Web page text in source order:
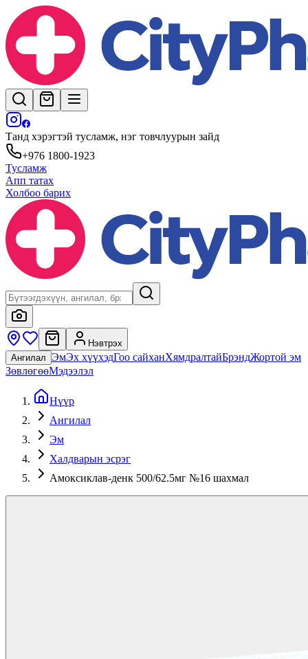
Танд хэрэгтэй тусламж, нэг товчлуурын зайд
+976 1800-1923
Тусламж
Апп татах
Холбоо барих
Нэвтрэх
Ангилал ЭмЭх хүүхэдГоо сайханХямдралтайБрэндЖортой эм
ЗөвлөгөөМэдээлэл
Нүүр
Ангилал
Эм
Халдварын эсрэг
Амоксиклав-денк 500/62.5мг №16 шахмал